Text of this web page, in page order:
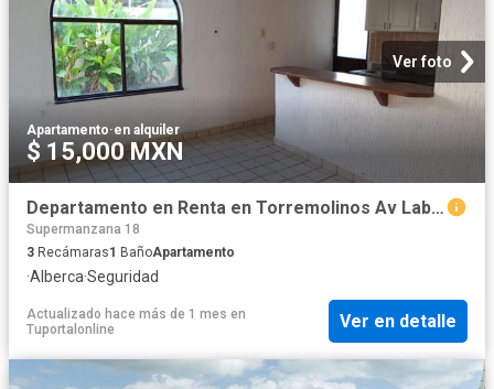
Ver foto
Apartamento·en alquiler
$ 15,000 MXN
Departamento en Renta en Torremolinos Av Labn? Supermanzana 18
Supermanzana 18
3 Recámaras1 BañoApartamento
·Alberca·Seguridad
Actualizado hace más de 1 mes en
Tuportalonline
Ver en detalle